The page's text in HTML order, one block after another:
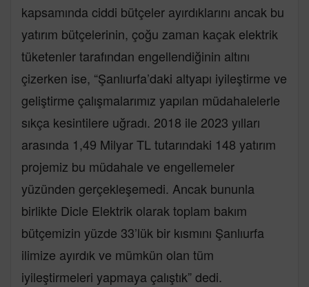
kapsamında ciddi bütçeler ayırdıklarını ancak bu
yatırım bütçelerinin, çoğu zaman kaçak elektrik
tüketenler tarafından engellendiğinin altını
çizerken ise, “Şanlıurfa’daki altyapı iyileştirme ve
geliştirme çalışmalarımız yapılan müdahalelerle
sıkça kesintilere uğradı. 2018 ile 2023 yılları
arasında 1,49 Milyar TL tutarındaki 148 yatırım
projemiz bu müdahale ve engellemeler
yüzünden gerçekleşemedi. Ancak bununla
birlikte Dicle Elektrik olarak toplam bakım
bütçemizin yüzde 33’lük bir kısmını Şanlıurfa
ilimize ayırdık ve mümkün olan tüm
iyileştirmeleri yapmaya çalıştık” dedi.